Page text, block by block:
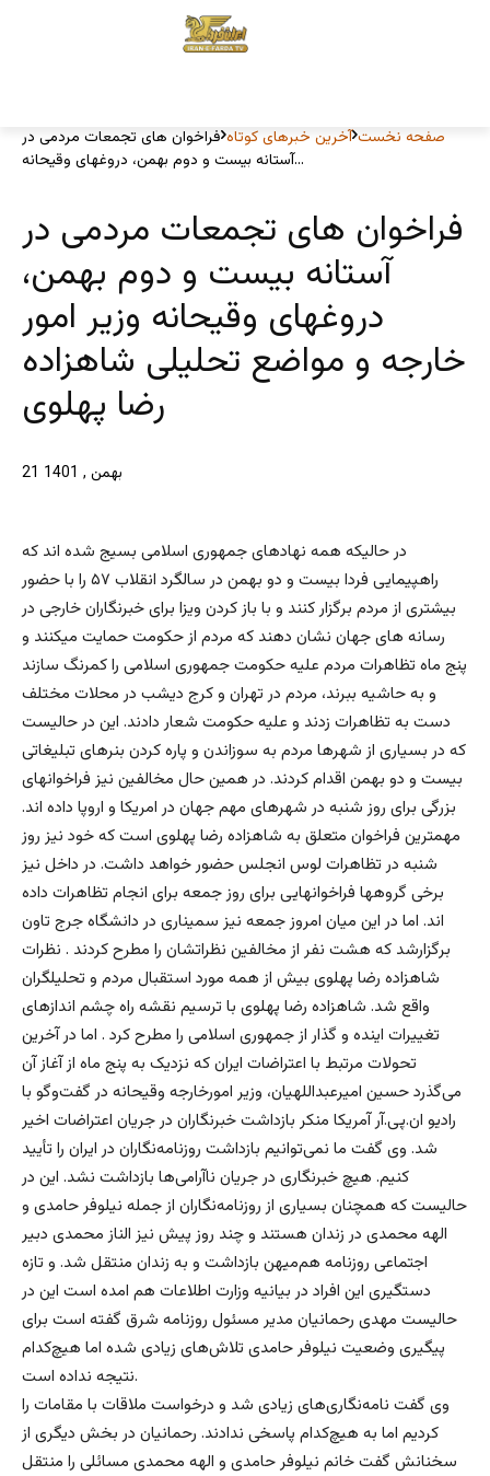
صفحه نخست آخرین خبرهای کوتاه فراخوان های تجمعات مردمی در
آستانه بیست و دوم بهمن، دروغهای وقیحانه...
فراخوان های تجمعات مردمی در
آستانه بیست و دوم بهمن،
دروغهای وقیحانه وزیر امور
خارجه و مواضع تحلیلی شاهزاده
رضا پهلوی
21 بهمن , 1401
در حالیکه همه نهادهای جمهوری اسلامی بسیج شده اند که
راهپیمایی فردا بیست و دو بهمن در سالگرد انقلاب ۵۷ را با حضور
بیشتری از مردم برگزار کنند و با باز کردن ویزا برای خبرنگاران خارجی در
رسانه های جهان نشان دهند که مردم از حکومت حمایت میکنند و
پنج ماه تظاهرات مردم علیه حکومت جمهوری اسلامی را کمرنگ سازند
و به حاشیه ببرند، مردم در تهران و کرج دیشب در محلات مختلف
دست به تظاهرات زدند و علیه حکومت شعار دادند. این در حالیست
که در بسیاری از شهرها مردم به سوزاندن و پاره کردن بنرهای تبلیغاتی
بیست و دو بهمن اقدام کردند. در همین حال مخالفین نیز فراخوانهای
بزرگی برای روز شنبه در شهرهای مهم جهان در امریکا و اروپا داده اند.
مهمترین فراخوان متعلق به شاهزاده رضا پهلوی است که خود نیز روز
شنبه در تظاهرات لوس انجلس حضور خواهد داشت. در داخل نیز
برخی گروهها فراخوانهایی برای روز جمعه برای انجام تظاهرات داده
اند. اما در این میان امروز جمعه نیز سمیناری در دانشگاه جرج تاون
برگزارشد که هشت نفر از مخالفین نظراتشان را مطرح کردند . نظرات
شاهزاده رضا پهلوی بیش از همه مورد استقبال مردم و تحلیلگران
واقع شد. شاهزاده رضا پهلوی با ترسیم نقشه راه چشم اندازهای
تغییرات اینده و گذار از جمهوری اسلامی را مطرح کرد . اما در آخرین
تحولات مرتبط با اعتراضات ایران که نزدیک به پنج‌ ماه از آغاز آن
می‌گذرد حسین امیرعبداللهیان، وزیر امورخارجه وقیحانه در گفت‌وگو با
رادیو ان‌.پی.آر آمریکا منکر بازداشت خبرنگاران در جریان اعتراضات اخیر
شد. وی گفت ما نمی‌توانیم بازداشت روزنامه‌نگاران در ایران را تأیید
کنیم. هیچ خبرنگاری در جریان ناآرامی‌ها بازداشت نشد. این در
حالیست که همچنان بسیاری از روزنامه‌نگاران از جمله نیلوفر حامدی و
الهه محمدی در زندان هستند و چند روز پیش نیز الناز محمدی دبیر
اجتماعی روزنامه هم‌میهن بازداشت و به زندان منتقل شد. و تازه
دستگیری این افراد در بیانیه وزارت اطلاعات هم امده است این در
حالیست مهدی رحمانیان مدیر مسئول روزنامه شرق گفته است برای
پیگیری وضعیت نیلوفر حامدی تلاش‌های زیادی شده اما هیچ‌کدام
نتیجه نداده است.
وی گفت نامه‌نگاری‌های زیادی شد و درخواست ملاقات با مقامات را
کردیم اما به هیچ‌کدام پاسخی ندادند. رحمانیان در بخش دیگری از
سخنانش گفت خانم نیلوفر حامدی و الهه محمدی مسائلی را منتقل